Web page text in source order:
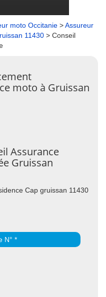
moto Occitanie >Assureur
11430 > Conseil
moto à Gruissan
Assurance
Gruissan
Cap gruissan 11430
N° *